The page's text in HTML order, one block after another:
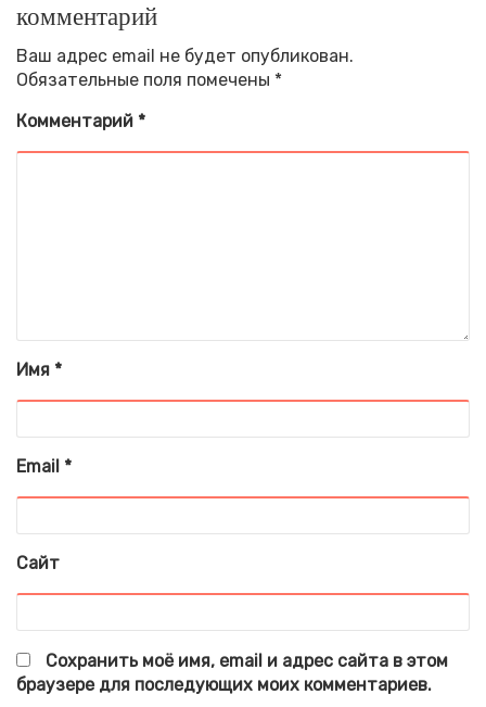
комментарий
Ваш адрес email не будет опубликован.
Обязательные поля помечены *
Комментарий *
Имя *
Email *
Сайт
Сохранить моё имя, email и адрес сайта в этом
браузере для последующих моих комментариев.